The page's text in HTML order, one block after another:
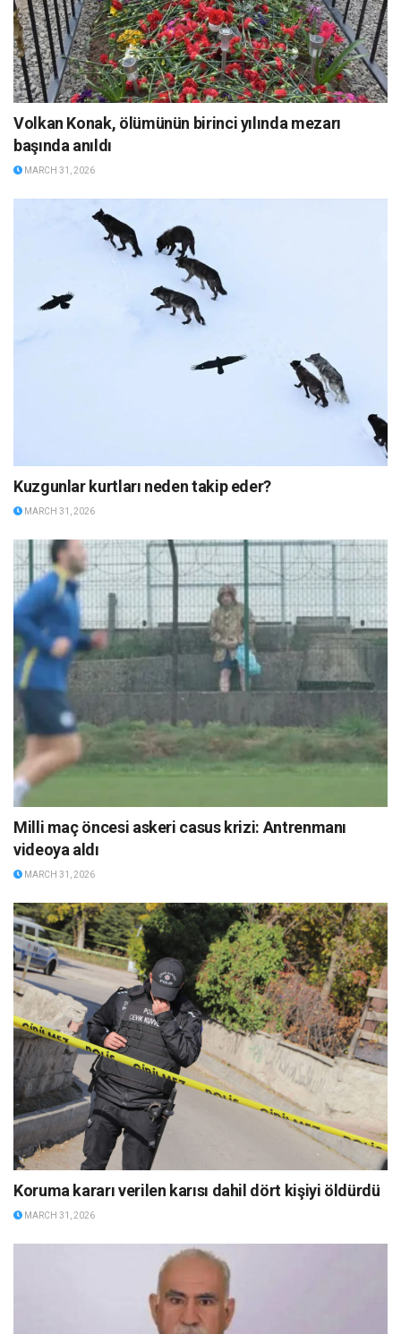
Volkan Konak, ölümünün birinci yılında mezarı
başında anıldı
MARCH 31, 2026
Kuzgunlar kurtları neden takip eder?
MARCH 31, 2026
Milli maç öncesi askeri casus krizi: Antrenmanı
videoya aldı
MARCH 31, 2026
Koruma kararı verilen karısı dahil dört kişiyi öldürdü
MARCH 31, 2026